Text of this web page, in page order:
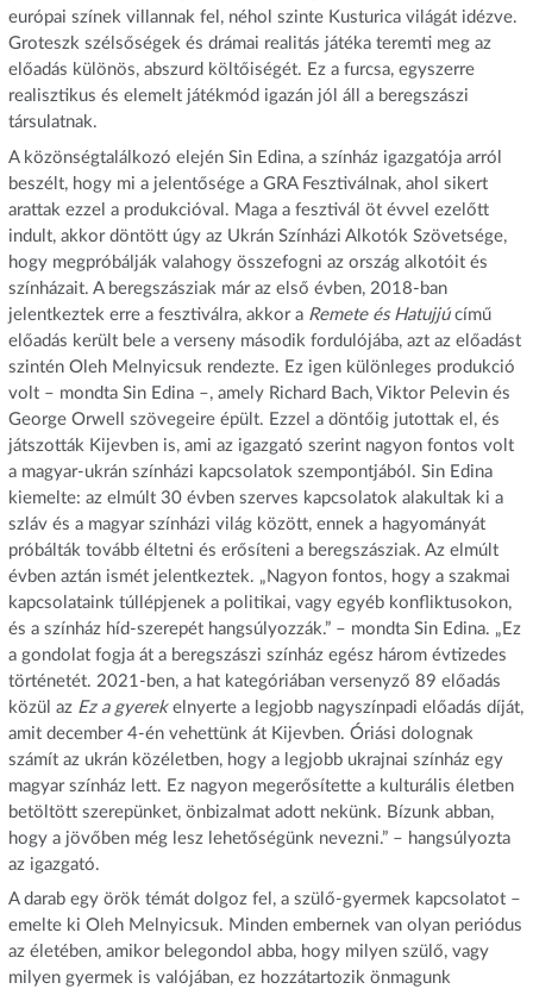
európai színek villannak fel, néhol szinte Kusturica világát idézve.
Groteszk szélsőségek és drámai realitás játéka teremti meg az
előadás különös, abszurd költőiségét. Ez a furcsa, egyszerre
realisztikus és elemelt játékmód igazán jól áll a beregszászi
társulatnak.
A közönségtalálkozó elején Sin Edina, a színház igazgatója arról
beszélt, hogy mi a jelentősége a GRA Fesztiválnak, ahol sikert
arattak ezzel a produkcióval. Maga a fesztivál öt évvel ezelőtt
indult, akkor döntött úgy az Ukrán Színházi Alkotók Szövetsége,
hogy megpróbálják valahogy összefogni az ország alkotóit és
színházait. A beregszásziak már az első évben, 2018-ban
jelentkeztek erre a fesztiválra, akkor a Remete és Hatujjúcímű
előadás került bele a verseny második fordulójába, azt az előadást
szintén Oleh Melnyicsuk rendezte. Ez igen különleges produkció
volt – mondta Sin Edina –, amely Richard Bach, Viktor Pelevin és
George Orwell szövegeire épült. Ezzel a döntőig jutottak el, és
játszották Kijevben is, ami az igazgató szerint nagyon fontos volt
a magyar-ukrán színházi kapcsolatok szempontjából. Sin Edina
kiemelte: az elmúlt 30 évben szerves kapcsolatok alakultak ki a
szláv és a magyar színházi világ között, ennek a hagyományát
próbálták tovább éltetni és erősíteni a beregszásziak. Az elmúlt
évben aztán ismét jelentkeztek. „Nagyon fontos, hogy a szakmai
kapcsolataink túllépjenek a politikai, vagy egyéb konfliktusokon,
és a színház híd-szerepét hangsúlyozzák.” – mondta Sin Edina. „Ez
a gondolat fogja át a beregszászi színház egész három évtizedes
történetét. 2021-ben, a hat kategóriában versenyző 89 előadás
közül az Ez a gyerekelnyerte a legjobb nagyszínpadi előadás díját,
amit december 4-én vehettünk át Kijevben. Óriási dolognak
számít az ukrán közéletben, hogy a legjobb ukrajnai színház egy
magyar színház lett. Ez nagyon megerősítette a kulturális életben
betöltött szerepünket, önbizalmat adott nekünk. Bízunk abban,
hogy a jövőben még lesz lehetőségünk nevezni.” – hangsúlyozta
az igazgató.
A darab egy örök témát dolgoz fel, a szülő-gyermek kapcsolatot –
emelte ki Oleh Melnyicsuk. Minden embernek van olyan periódus
az életében, amikor belegondol abba, hogy milyen szülő, vagy
milyen gyermek is valójában, ez hozzátartozik önmagunk